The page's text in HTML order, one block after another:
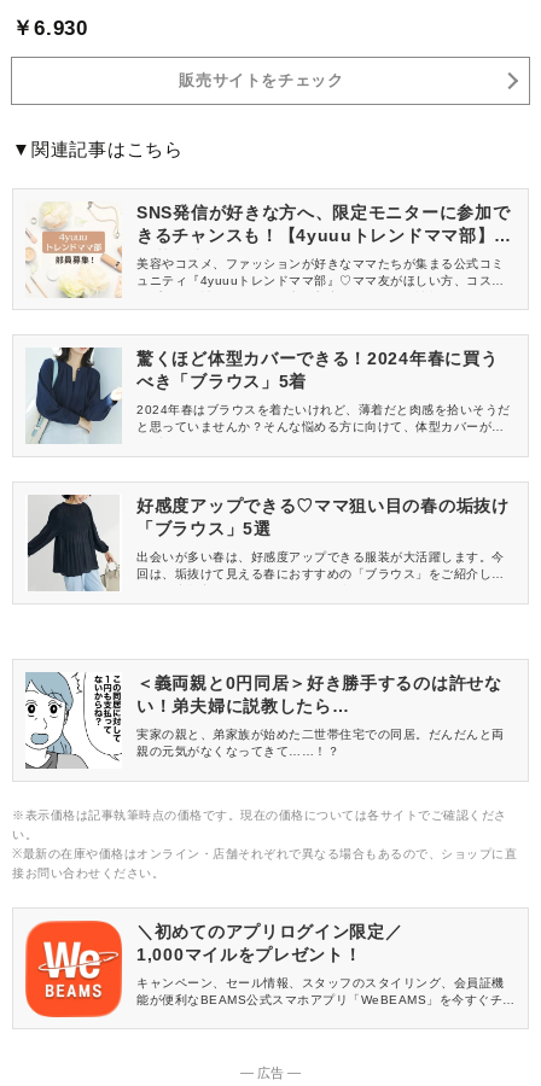
￥6.930
販売サイトをチェック
▼関連記事はこちら
SNS発信が好きな方へ、限定モニターに参加で
きるチャンスも！【4yuuuトレンドママ部】部
員募集中
美容やコスメ、ファッションが好きなママたちが集まる公式コミ
ュニティ『4yuuuトレンドママ部』♡ママ友がほしい方、コスメサ
信してくれる方を募集しています！
驚くほど体型カバーできる！2024年春に買う
べき「ブラウス」5着
2024年春はブラウスを着たいけれど、薄着だと肉感を拾いそうだ
と思っていませんか？そんな悩める方に向けて、体型カバーが叶
体型をさり気なく隠してくれますよ！ ぜひ、最後までチェックし
好感度アップできる♡ママ狙い目の春の垢抜け
「ブラウス」5選
出会いが多い春は、好感度アップできる服装が大活躍します。今
回は、垢抜けて見える春におすすめの「ブラウス」をご紹介しま
よ♡
＜義両親と0円同居＞好き勝手するのは許せな
い！弟夫婦に説教したら…
実家の親と、弟家族が始めた二世帯住宅での同居。だんだんと両
親の元気がなくなってきて……！？
※表示価格は記事執筆時点の価格です。現在の価格については各サイトでご確認くださ
い。
※最新の在庫や価格はオンライン・店舗それぞれで異なる場合もあるので、ショップに直
接お問い合わせください。
＼初めてのアプリログイン限定／
1,000マイルをプレゼント！
キャンペーン、セール情報、スタッフのスタイリング、会員証機
能が便利なBEAMS公式スマホアプリ「WeBEAMS」を今すぐチェ
― 広告 ―